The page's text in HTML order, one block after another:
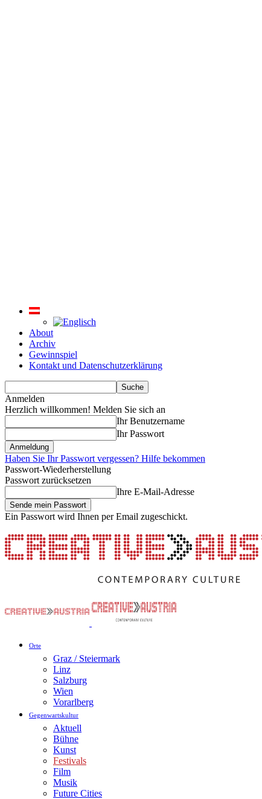
About
Archiv
Gewinnspiel
Kontakt und Datenschutzerklärung
Anmelden
Herzlich willkommen! Melden Sie sich an
Ihr Benutzername
Ihr Passwort
Haben Sie Ihr Passwort vergessen? Hilfe bekommen
Passwort-Wiederherstellung
Passwort zurücksetzen
Ihre E-Mail-Adresse
Ein Passwort wird Ihnen per Email zugeschickt.
Orte
Graz / Steiermark
Linz
Salzburg
Wien
Vorarlberg
Gegenwartskultur
Aktuell
Bühne
Kunst
Festivals
Film
Musik
Future Cities